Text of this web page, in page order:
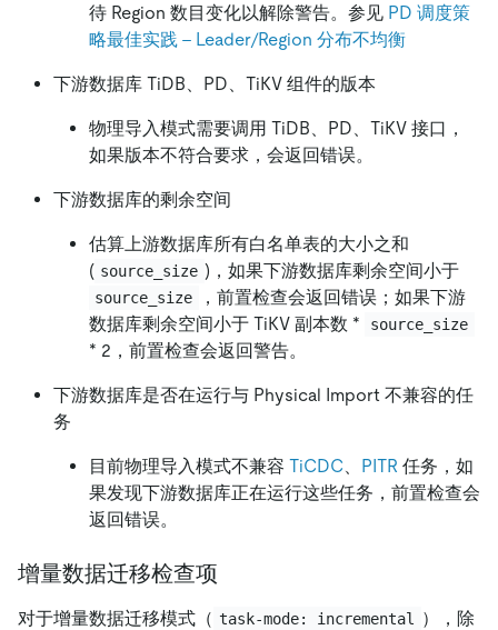
待 Region 数目变化以解除警告。参见 PD 调度策
略最佳实践 - Leader/Region 分布不均衡
下游数据库 TiDB、PD、TiKV 组件的版本
物理导入模式需要调用 TiDB、PD、TiKV 接口，
如果版本不符合要求，会返回错误。
下游数据库的剩余空间
估算上游数据库所有白名单表的大小之和
( source_size )，如果下游数据库剩余空间小于
source_size
，前置检查会返回错误；如果下游
数据库剩余空间小于 TiKV 副本数 * source_size
* 2，前置检查会返回警告。
下游数据库是否在运行与 Physical Import 不兼容的任
务
目前物理导入模式不兼容 TiCDC、 PITR 任务，如
果发现下游数据库正在运行这些任务，前置检查会
返回错误。
增量数据迁移检查项
对于增量数据迁移模式（ task-mode: incremental
），除